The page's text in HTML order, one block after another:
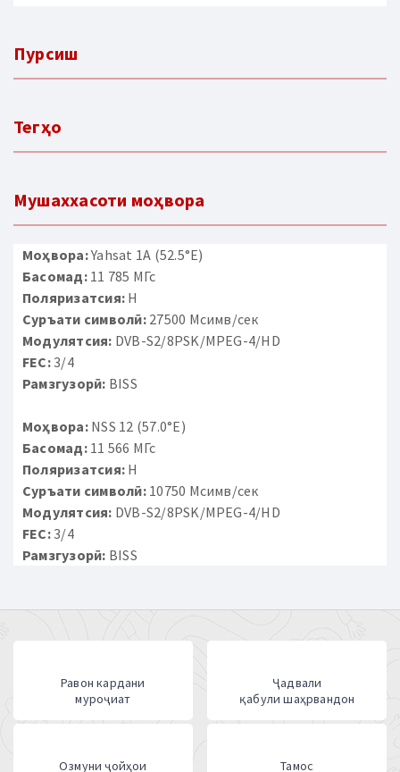
Пурсиш
Тегҳо
Мушаххасоти моҳвора
Моҳвора:Yahsat 1A (52.5°E)
Басомад:11 785 МГс
Поляризатсия: H
Суръати символӣ:27500 Мсимв/сек
Модулятсия: DVB-S2/8PSK/MPEG-4/HD
FEC:3/4
Рамзгузорӣ: BISS
Моҳвора:NSS 12 (57.0°E)
Басомад:11 566 МГс
Поляризатсия: H
Суръати символӣ:10750 Мсимв/сек
Модулятсия: DVB-S2/8PSK/MPEG-4/HD
FEC:3/4
Рамзгузорӣ: BISS
Равон кардани
муроҷиат
Ҷадвали
қабули шаҳрвандон
Озмуни ҷойҳои Тамос